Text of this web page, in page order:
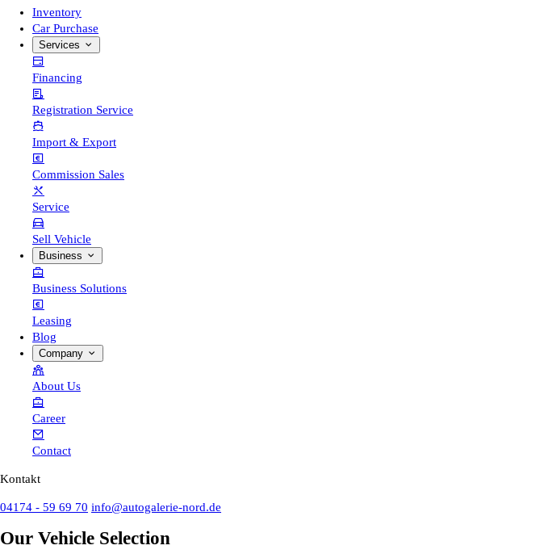
Inventory
Car Purchase
Services
Financing
Registration Service
Import & Export
Commission Sales
Service
Sell Vehicle
Business
Business Solutions
Leasing
Blog
Company
About Us
Career
Contact
Kontakt
04174 - 59 69 70 info@autogalerie-nord.de
Our Vehicle Selection